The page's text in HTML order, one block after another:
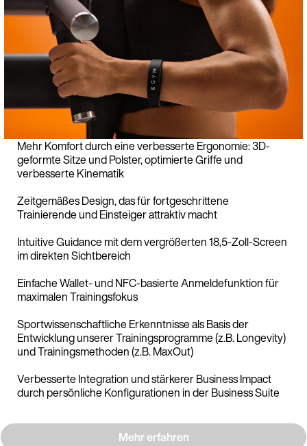
Mehr Komfort durch eine verbesserte Ergonomie: 3D-
geformte Sitze und Polster, optimierte Griffe und
verbesserte Kinematik
Zeitgemäßes Design, das für fortgeschrittene
Trainierende und Einsteiger attraktiv macht
Intuitive Guidance mit dem vergrößerten 18,5-Zoll-Screen
im direkten Sichtbereich
Einfache Wallet- und NFC-basierte Anmeldefunktion für
maximalen Trainingsfokus
Sportwissenschaftliche Erkenntnisse als Basis der
Entwicklung unserer Trainingsprogramme (z.B. Longevity)
und Trainingsmethoden (z.B. MaxOut)
Verbesserte Integration und stärkerer Business Impact
durch persönliche Konfigurationen in der Business Suite
Mehr erfahren